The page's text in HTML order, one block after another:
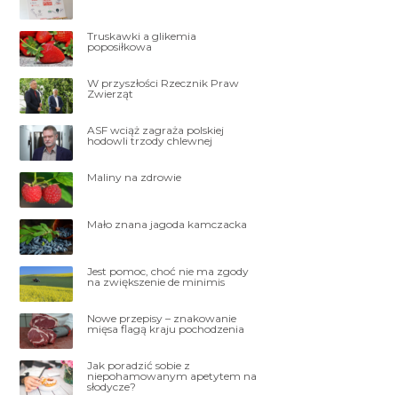
Truskawki a glikemia
poposiłkowa
W przyszłości Rzecznik Praw
Zwierząt
ASF wciąż zagraża polskiej
hodowli trzody chlewnej
Maliny na zdrowie
Mało znana jagoda kamczacka
Jest pomoc, choć nie ma zgody
na zwiększenie de minimis
Nowe przepisy – znakowanie
mięsa flagą kraju pochodzenia
Jak poradzić sobie z
niepohamowanym apetytem na
słodycze?